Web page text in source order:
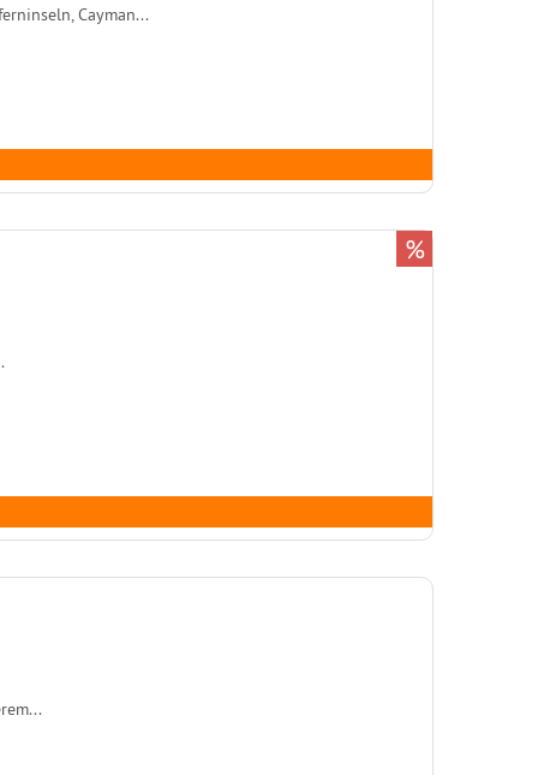
Cayman...
%